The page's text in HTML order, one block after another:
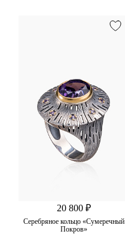
20 800 ₽
Серебряное кольцо «Сумеречный
Покров»